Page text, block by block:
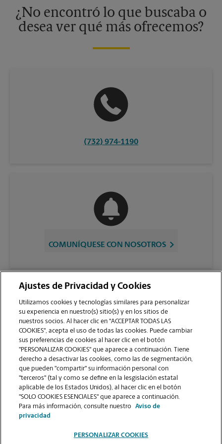
¿No encontró lo que buscaba o
desea ver qué más ofrecemos?
(732) 974-1190
COMUNÍQUESE CON NOSOTROS
VER LA PÁGINA DE LA TIENDA
Copyright © 1994-
titularidad y la gestión independiente de franquiciados. The UPS Store Inc.,
Ajustes de Privacidad y Cookies
Utilizamos cookies y tecnologías similares para personalizar
su experiencia en nuestro(s) sitio(s) y en los sitios de
nuestros socios. Al hacer clic en "ACCEPTAR TODAS LAS
COOKIES", acepta el uso de todas las cookies. Puede cambiar
sus preferencias de cookies al hacer clic en el botón
"PERSONALIZAR COOKIES" que aparece a continuación. Tiene
derecho a desactivar las cookies, como las de segmentación,
que pueden "compartir" su información personal con
"terceros" (tal y como se define en la lesgislación estatal
aplicable de los Estados Unidos), al hacer clic en el botón
"SOLO COOKIES ESENCIALES" que aparece a continuación.
Para más información, consulte nuestro
Aviso de
privacidad
PERSONALIZAR COOKIES